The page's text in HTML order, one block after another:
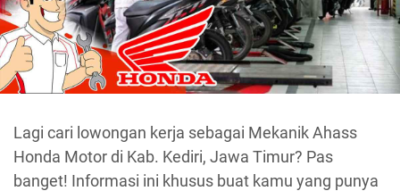
Lagi cari lowongan kerja sebagai Mekanik Ahass
Honda Motor di Kab. Kediri, Jawa Timur? Pas
banget! Informasi ini khusus buat kamu yang punya